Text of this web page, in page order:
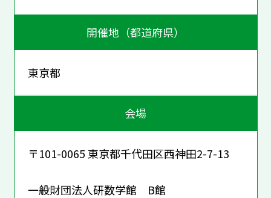
開催地（都道府県）
東京都
会場
〒101-0065 東京都千代田区西神田2-7-13
一般財団法人研数学館 B館